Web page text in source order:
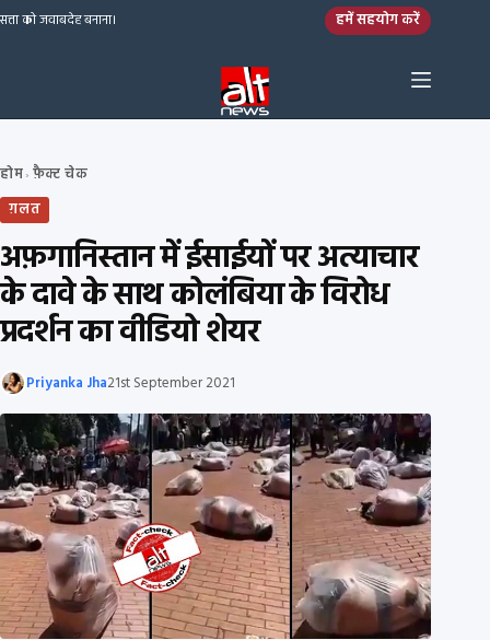
Skip to content
सत्ता को जवाबदेह बनाना। हमें सहयोग करें
होम› फ़ैक्ट चेक
ग़लत
अफ़गानिस्तान में ईसाईयों पर अत्याचार
के दावे के साथ कोलंबिया के विरोध
प्रदर्शन का वीडियो शेयर
Priyanka Jha21st September 2021